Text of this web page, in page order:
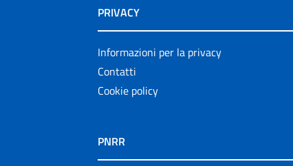
PRIVACY
Informazioni per la privacy
Contatti
Cookie policy
PNRR